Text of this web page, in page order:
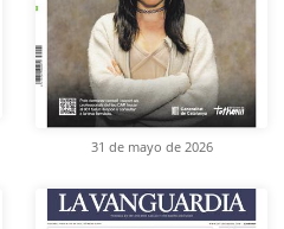
31 de mayo de 2026